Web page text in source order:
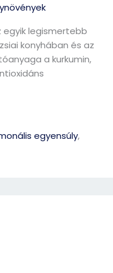
egyik legismertebb
konyhában és az
a kurkumin,
egyensúly,